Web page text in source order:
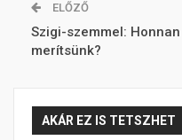
ELŐZŐ
Szigi-szemmel: Honnan
merítsünk?
AKÁR EZ IS TETSZHET